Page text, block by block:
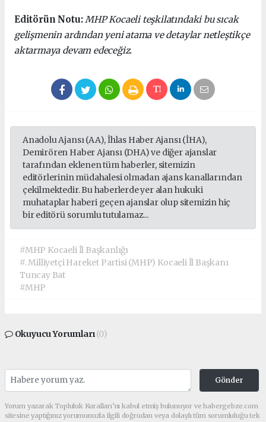
Editörün Notu: MHP Kocaeli teşkilatındaki bu sıcak
gelişmenin ardından yeni atama ve detaylar netleştikçe
aktarmaya devam edeceğiz.
Anadolu Ajansı (AA), İhlas Haber Ajansı (İHA),
Demirören Haber Ajansı (DHA) ve diğer ajanslar
tarafından eklenen tüm haberler, sitemizin
editörlerinin müdahalesi olmadan ajans kanallarından
çekilmektedir. Bu haberlerde yer alan hukuki
muhataplar haberi geçen ajanslar olup sitemizin hiç
bir editörü sorumlu tutulamaz...
#MHP Kocaeli İl Başkanlığı
#. Milliyetçi Hareket Partisi (MHP) Kocaeli İl Başkanı
Tuncay Bat
#MHP
Okuyucu Yorumları(0)
Gönder
Yorum yazarak Topluluk Kuralları’nı kabul etmiş bulunuyor ve habergebze.com
sitesine yaptığınız yorumunuzla ilgili doğrudan veya dolaylı tüm sorumluluğu tek